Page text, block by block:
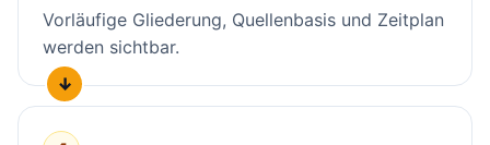
Vorläufige Gliederung, Quellenbasis und Zeitplan
werden sichtbar.